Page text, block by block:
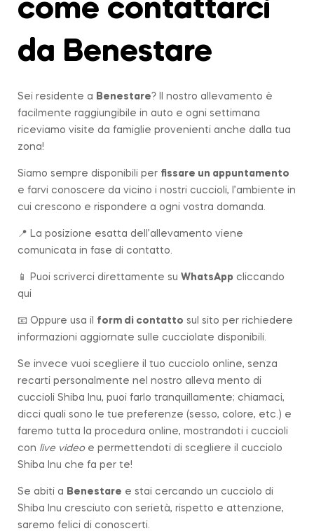
come contattarci
da Benestare
Sei residente a Benestare? Il nostro allevamento è
facilmente raggiungibile in auto e ogni settimana
riceviamo visite da famiglie provenienti anche dalla tua
zona!
Siamo sempre disponibili per fissare un appuntamento
e farvi conoscere da vicino i nostri cuccioli, l’ambiente in
cui crescono e rispondere a ogni vostra domanda.
📍 La posizione esatta dell’allevamento viene
comunicata in fase di contatto.
📱 Puoi scriverci direttamente su WhatsApp cliccando
qui
📧 Oppure usa il form di contatto sul sito per richiedere
informazioni aggiornate sulle cucciolate disponibili.
Se invece vuoi scegliere il tuo cucciolo online, senza
recarti personalmente nel nostro alleva mento di
cuccioli Shiba Inu, puoi farlo tranquillamente; chiamaci,
dicci quali sono le tue preferenze (sesso, colore, etc.) e
faremo tutta la procedura online, mostrandoti i cuccioli
con live videoe permettendoti di scegliere il cucciolo
Shiba Inu che fa per te!
Se abiti a Benestare e stai cercando un cucciolo di
Shiba Inu cresciuto con serietà, rispetto e attenzione,
saremo felici di conoscerti.